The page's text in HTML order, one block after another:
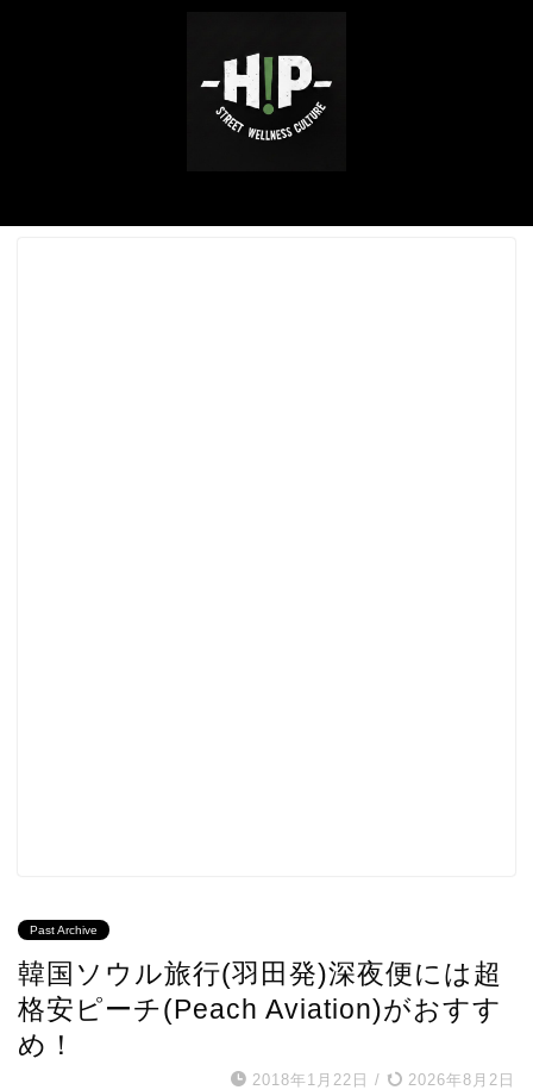
Past Archive
韓国ソウル旅行(羽田発)深夜便には超
格安ピーチ(Peach Aviation)がおすす
め！
2018年1月22日 / 2026年8月2日